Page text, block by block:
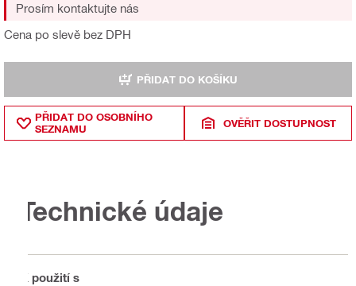
Cena po slevě bez DPH
Prosím kontaktujte nás
PŘIDAT DO KOŠÍKU
PŘIDAT DO OSOBNÍHO
SEZNAMU
OVĚŘIT DOSTUPNOST
Technické údaje
K použití s